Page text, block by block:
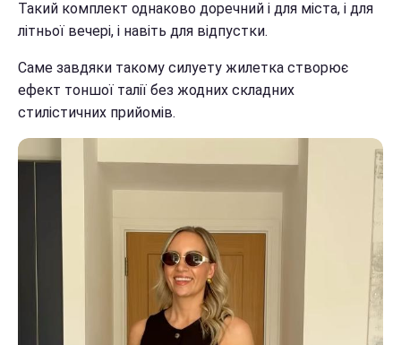
Такий комплект однаково доречний і для міста, і для
літньої вечері, і навіть для відпустки.
Саме завдяки такому силуету жилетка створює
ефект тоншої талії без жодних складних
стилістичних прийомів.